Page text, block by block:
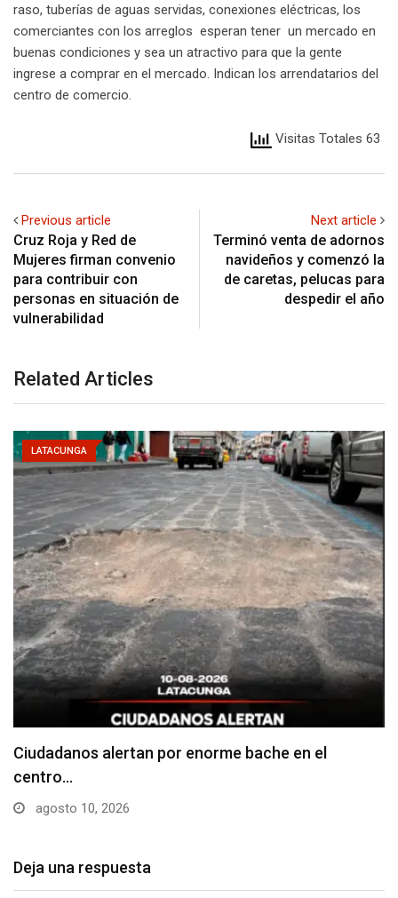
raso, tuberías de aguas servidas, conexiones eléctricas, los
comerciantes con los arreglos esperan tener un mercado en
buenas condiciones y sea un atractivo para que la gente
ingrese a comprar en el mercado. Indican los arrendatarios del
centro de comercio.
Visitas Totales 63
Previous article
Cruz Roja y Red de
Mujeres firman convenio
para contribuir con
personas en situación de
vulnerabilidad
Next article
Terminó venta de adornos
navideños y comenzó la
de caretas, pelucas para
despedir el año
Related Articles
LATACUNGA
Denuncian falta de señalización en zonas de
estacionamiento…
agosto 10, 2026
Deja una respuesta